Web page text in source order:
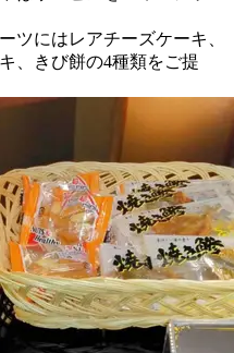
ツにはレアチーズケーキ、
、きび餅の4種類をご提